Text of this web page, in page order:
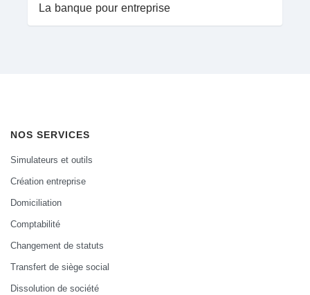
La banque pour entreprise
NOS SERVICES
Simulateurs et outils
Création entreprise
Domiciliation
Comptabilité
Changement de statuts
Transfert de siège social
Dissolution de société